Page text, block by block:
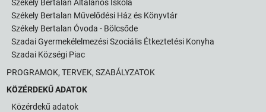
Székely Bertalan Általános Iskola
Székely Bertalan Művelődési Ház és Könyvtár
Székely Bertalan Óvoda - Bölcsőde
Szadai Gyermekélelmezési Szociális Étkeztetési Konyha
Szadai Községi Piac
PROGRAMOK, TERVEK, SZABÁLYZATOK
KÖZÉRDEKŰ ADATOK
Közérdekű adatok